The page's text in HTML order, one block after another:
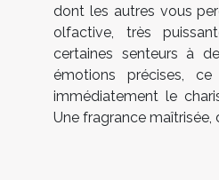
dont les autres vous
olfactive, très
certaines senteurs à
émotions précises,
immédiatement le
Une fragrance maîtrisée,